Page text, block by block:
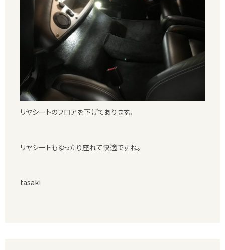
リヤシートのフロアを下げてあります。
リヤシートもゆったり座れて快適ですね。
tasaki